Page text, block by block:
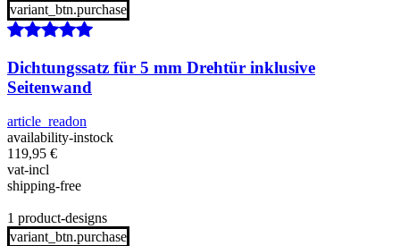
variant_btn.purchase
Dichtungssatz für 5 mm Drehtür inklusive
Seitenwand
article_readon
availability-instock
119,95 €
vat-incl
shipping-free
1 product-designs
variant_btn.purchase